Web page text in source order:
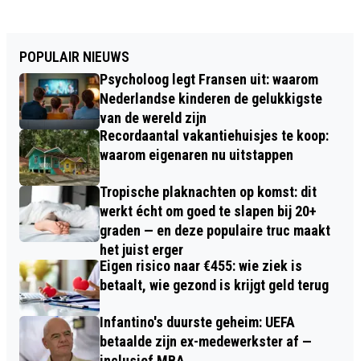
POPULAIR NIEUWS
Psycholoog legt Fransen uit: waarom
Nederlandse kinderen de gelukkigste
van de wereld zijn
Recordaantal vakantiehuisjes te koop:
waarom eigenaren nu uitstappen
Tropische plaknachten op komst: dit
werkt écht om goed te slapen bij 20+
graden — en deze populaire truc maakt
het juist erger
Eigen risico naar €455: wie ziek is
betaalt, wie gezond is krijgt geld terug
Infantino's duurste geheim: UEFA
betaalde zijn ex-medewerkster af —